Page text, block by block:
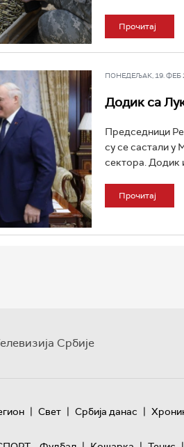
Прочитај
ПОНЕДЕЉАК, 19. ФЕБ
Додик са
Председници
су се састали у
сектора. Додик
Прочитај
Србије
| Свет | Србија данас |